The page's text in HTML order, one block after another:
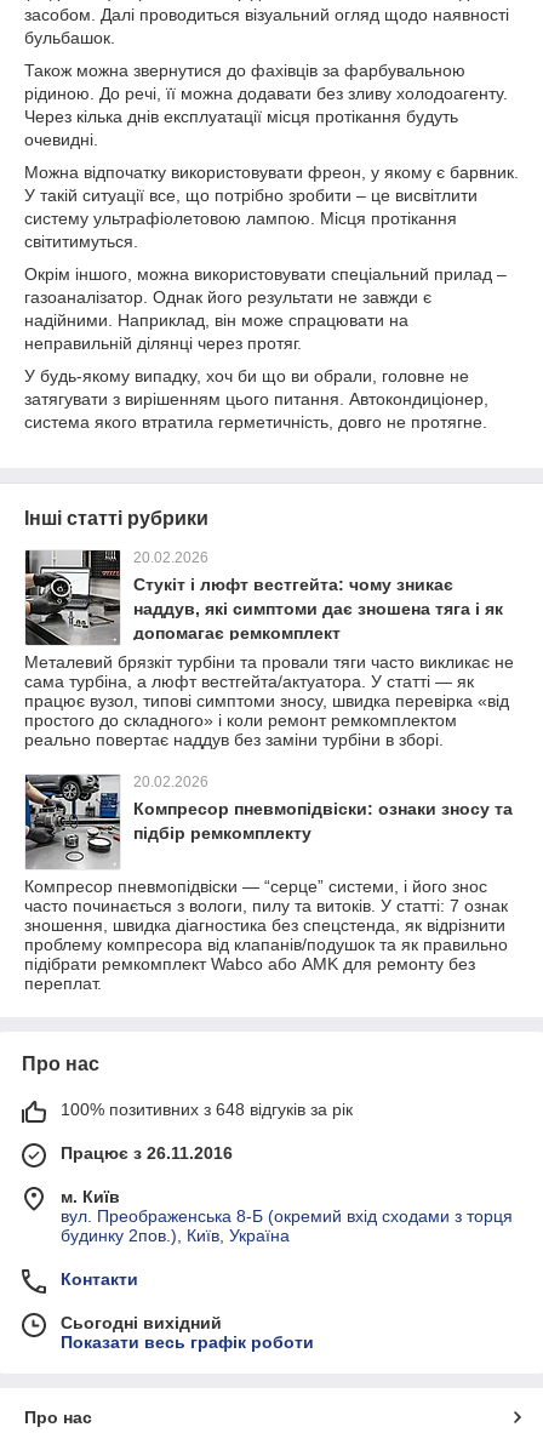
засобом. Далі проводиться візуальний огляд щодо наявності
бульбашок.
Також можна звернутися до фахівців за фарбувальною
рідиною. До речі, її можна додавати без зливу холодоагенту.
Через кілька днів експлуатації місця протікання будуть
очевидні.
Можна відпочатку використовувати фреон, у якому є барвник.
У такій ситуації все, що потрібно зробити – це висвітлити
систему ультрафіолетовою лампою. Місця протікання
світитимуться.
Окрім іншого, можна використовувати спеціальний прилад –
газоаналізатор. Однак його результати не завжди є
надійними. Наприклад, він може спрацювати на
неправильній ділянці через протяг.
У будь-якому випадку, хоч би що ви обрали, головне не
затягувати з вирішенням цього питання. Автокондиціонер,
система якого втратила герметичність, довго не протягне.
Інші статті рубрики
20.02.2026
Стукіт і люфт вестгейта: чому зникає
наддув, які симптоми дає зношена тяга і як
допомагає ремкомплект
Металевий брязкіт турбіни та провали тяги часто викликає не
сама турбіна, а люфт вестгейта/актуатора. У статті — як
працює вузол, типові симптоми зносу, швидка перевірка «від
простого до складного» і коли ремонт ремкомплектом
реально повертає наддув без заміни турбіни в зборі.
20.02.2026
Компресор пневмопідвіски: ознаки зносу та
підбір ремкомплекту
Компресор пневмопідвіски — “серце” системи, і його знос
часто починається з вологи, пилу та витоків. У статті: 7 ознак
зношення, швидка діагностика без спецстенда, як відрізнити
проблему компресора від клапанів/подушок та як правильно
підібрати ремкомплект Wabco або AMK для ремонту без
переплат.
Про нас
100% позитивних з 648 відгуків за рік
Працює з 26.11.2016
м. Київ
вул. Преображенська 8-Б (окремий вхід сходами з торця
будинку 2пов.), Київ, Україна
Контакти
Сьогодні вихідний
Показати весь графік роботи
Про нас